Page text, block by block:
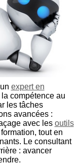
expert en
compétence au
les tâches
avancées :
avec les outils
tout en
Le consultant
: avancer